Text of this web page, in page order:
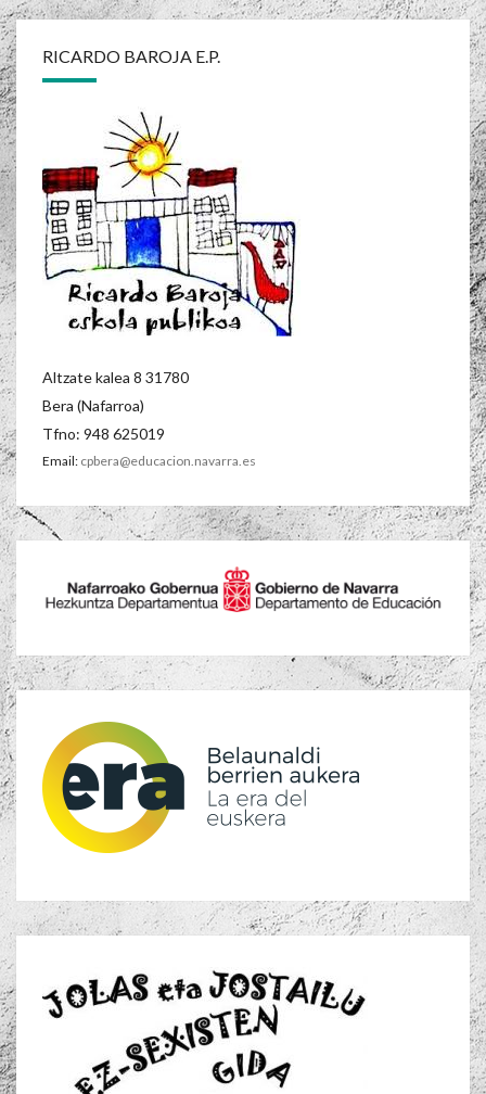
RICARDO BAROJA E.P.
Altzate kalea 8 31780
Bera (Nafarroa)
Tfno: 948 625019
Email: cpbera@educacion.navarra.es